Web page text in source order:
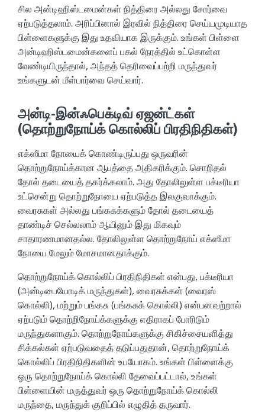
சில அன்டிஹிஸ்டமைன்கள் நித்திரை அல்லது சோர்வை
ஏற்படுத்தலாம். அரிப்பினால் இரவில் நித்திரை செய்யமுடியாத
பிள்ளைகளுக்கு இது உதவியாக இருக்கும். உங்கள் பிள்ளை
அன்டிஹிஸ்டமைன்களைப் பகல் நேரத்தில் உட்கொள்ள
வேண்டியிருந்தால், அந்தத் தெரிவைப்பற்றி மருந்துவர்
உங்களுடன் மீள்பார்வை செய்வார்.
அன்டி-இன்ஃபெக்டிவ் ஏஜன்ட்கள்
(தொற்றுநோய்க் கொல்லிப் பிரதிநிதிகள்)
எக்ஸீமா நோயைக் கொண்டிருப்பது ஒருவரின்
தொற்றுநோய்க்கான ஆபத்தை அதிகரிக்கும். சொறிதல்
தோல் தடையைத் தகர்க்கலாம். அது தோலிலுள்ள பக்டீரியா
உட்சென்று தொற்றுநோயை ஏற்படுத்த இலகுவாக்கும்.
வைரசுகள் அல்லது பங்கசுக்களும் தோல் தடையைத்
தாண்டிச் செல்லலாம் ஆயினும் இது மிகவும்
சாதாரணமானதல்ல. தோலிலுள்ள தொற்றுநோய் எக்ஸீமா
நோயை மேலும் மோசமானதாக்கும்.
தொற்றுநோய்க் கொல்லிப் பிரதிநிதிகள் என்பது, பக்டீரியா
(அன்டிபையோடிக் மருந்துகள்), வைரசுக்கள் (வைரஸ்
கொல்லி), மற்றும் பங்கசு (பங்கசுக் கொல்லி) என்பனவற்றால்
ஏற்படும் தொற்றிநோய்க்களுக்கு எதிராகப் போரிடும்
மருந்துகளாகும். தொற்றுநோய்களுக்கு சிகிச்சையளித்து
சிக்கல்கள் ஏற்படுவதைத் தடுப்பதுதான், தொற்றுநோய்க்
கொல்லிப் பிரதிநிதிகளின் உபயோகம். உங்கள் பிள்ளைக்கு
ஒரு தொற்றுநோய்க் கொல்லி தேவைப்பட்டால், உங்கள்
பிள்ளையின் மருத்துவர் ஒரு தொற்றுநோய்க் கொல்லி
மருந்தை, மருந்துக் குறிப்பில் எழுதித் தருவார்.